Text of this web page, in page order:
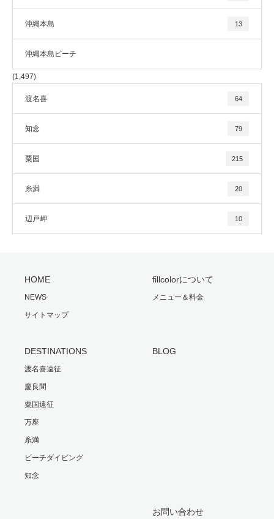
沖縄本島 13
沖縄本島ビーチ
(1,497)
渡名喜 64
知念 79
粟国 215
糸満 20
辺戸岬 10
HOME
NEWS
サイトマップ
fillcolorについて
メニュー＆料金
DESTINATIONS
渡名喜遠征
慶良間
粟国遠征
万座
糸満
ビーチダイビング
知念
BLOG
お問い合わせ